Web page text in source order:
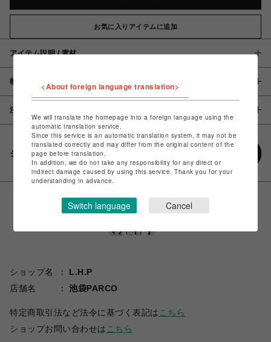
お気に入りアイテムに追加
アイテム説明 / 素材
概要
注意事項
シェアする
ショップ名
L.H.P
店舗名
池袋PARCO
特定商取引法など法令に基づく表記は こちら
ショップお問い合わせは こちら
<About foreign language translation>
We will translate the homepage into a foreign language using the
automatic translation service.
Since this service is an automatic translation system, it may not be
translated correctly and may differ from the original content of the
page before translation.
In addition, we do not take any responsibility for any direct or
indirect damage caused by using this service. Thank you for your
understanding in advance.
Switch language Cancel